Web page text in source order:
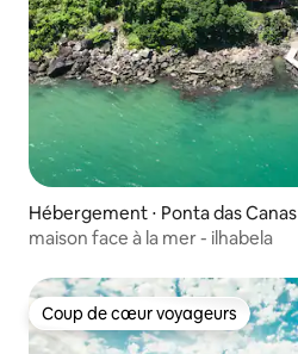
Hébergement ⋅ Ponta das Canas
maison face à la mer - ilhabela
Coup de cœur voyageurs
Coup de cœur voyageurs